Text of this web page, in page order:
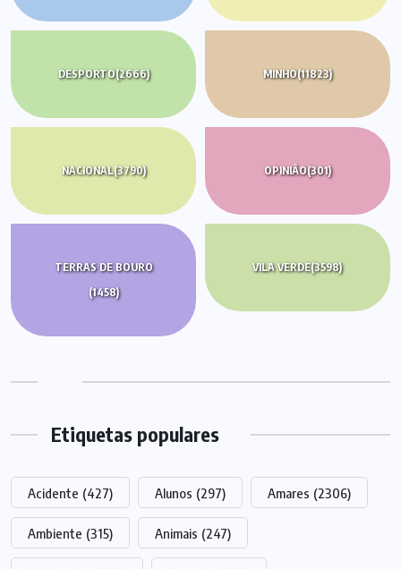
DESPORTO(2666) MINHO(11823)
NACIONAL(3790) OPINIÃO(301)
TERRAS DE BOURO
(1458)
VILA VERDE(3598)
Etiquetas populares
Acidente (427) Alunos (297) Amares (2306)
Ambiente (315) Animais (247)